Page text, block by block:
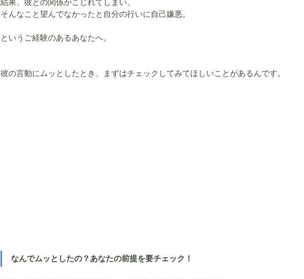
結果、彼との関係がこじれてしまい、
そんなこと望んでなかったと自分の行いに自己嫌悪。
というご経験のあるあなたへ。
彼の言動にムッとしたとき、まずはチェックしてみてほしいことがあるんです。
なんでムッとしたの？あなたの前提を要チェック！